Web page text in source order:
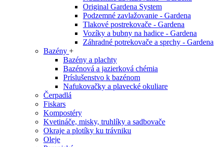
Original Gardena System
Podzemné zavlažovanie - Gardena
Tlakové postrekovače - Gardena
Vozíky a bubny na hadice - Gardena
Záhradné potrekovače a sprchy - Gardena
Bazény +
Bazény a plachty
Bazénová a jazierková chémia
Príslušenstvo k bazénom
Nafukovačky a plavecké okuliare
Čerpadlá
Fiskars
Kompostéry
Kvetináče, misky, truhlíky a sadbovače
Okraje a plotíky ku trávniku
Oleje